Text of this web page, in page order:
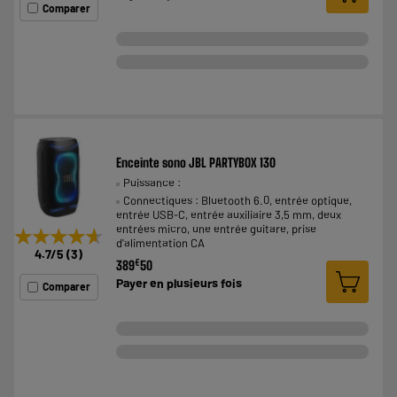
Comparer
★★★★★
★★★★★
4.7/5 (3)
Comparer
Enceinte sono JBL PARTYBOX 130
Puissance :
Connectiques : Bluetooth 6.0, entrée optique,
entrée USB-C, entrée auxiliaire 3,5 mm, deux
entrées micro, une entrée guitare, prise
d'alimentation CA
389€50
Payer en plusieurs fois